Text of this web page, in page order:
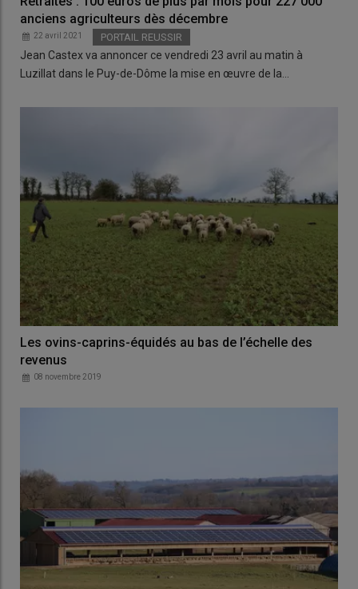
anciens agriculteurs dès décembre
22 avril 2021 PORTAIL REUSSIR
Jean Castex va annoncer ce vendredi 23 avril au matin à
Luzillat dans le Puy-de-Dôme la mise en œuvre de la…
Les ovins-caprins-équidés au bas de l’échelle des
revenus
08 novembre 2019